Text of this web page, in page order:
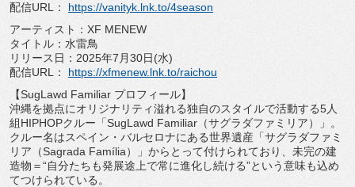
配信URL： https://vanityk.lnk.to/4season
アーティスト：XF MENEW
タイトル：水雷鳥
リリース日：2025年7月30日(水)
配信URL： https://xfmenew.lnk.to/raichou
【SugLawd Familiar プロフィール】
沖縄を拠点にオリジナリティ溢れる独自のスタイルで活動する5人
組HIPHOPクルー「SugLawd Familiar（サグラダファミリア）」。
クルー名はスペイン・バルセロナにある世界遺産「サグラダファミ
リア（Sagrada Família）」からとって付けられており、未完の建
造物＝“自分たちも発展途上で常に進化し続ける”という意味も込め
てつけられている。